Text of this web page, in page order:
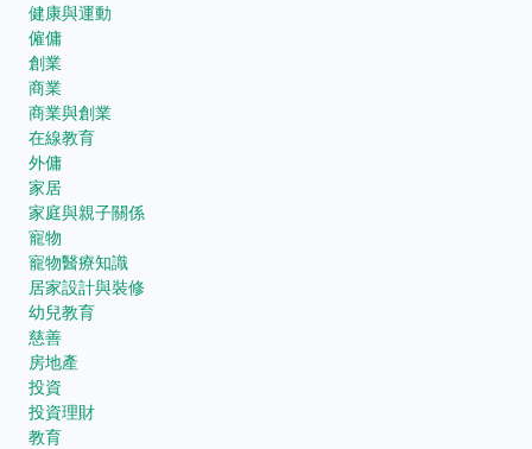
健康與運動
僱傭
創業
商業
商業與創業
在線教育
外傭
家居
家庭與親子關係
寵物
寵物醫療知識
居家設計與裝修
幼兒教育
慈善
房地產
投資
投資理財
教育